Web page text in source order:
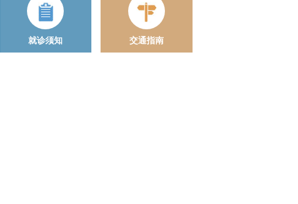
就诊须知 交通指南